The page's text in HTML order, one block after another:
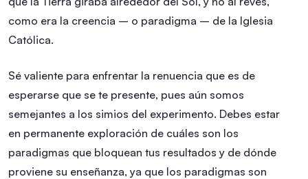
como era la creencia – o paradigma – de la Iglesia
Católica.
Sé valiente para enfrentar la renuencia que es de
esperarse que se te presente, pues aún somos
semejantes a los simios del experimento. Debes estar
en permanente exploración de cuáles son los
paradigmas que bloquean tus resultados y de dónde
proviene su enseñanza, ya que los paradigmas son